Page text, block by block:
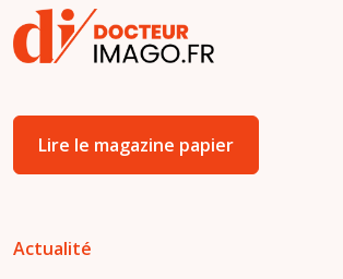
Lire le magazine papier
Actualité